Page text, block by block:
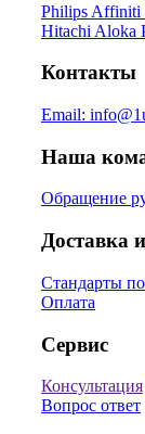
Philips Affiniti
Hitachi Aloka
Контакты
Email:
Наша
Обращение
Доставка
Стандарты
Оплата
Сервис
Консультация
Вопрос ответ